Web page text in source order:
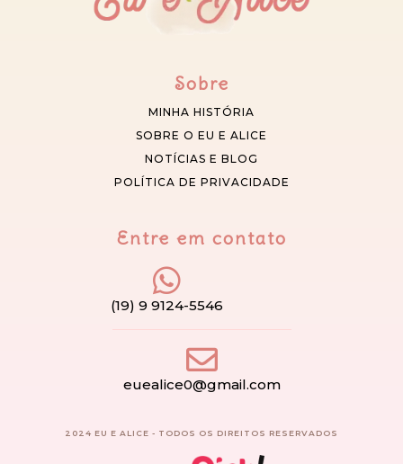
Sobre
MINHA HISTÓRIA
SOBRE O EU E ALICE
NOTÍCIAS E BLOG
POLÍTICA DE PRIVACIDADE
Entre em contato
(19) 9 9124-5546
euealice0@gmail.com
2024 EU E ALICE - TODOS OS DIREITOS RESERVADOS